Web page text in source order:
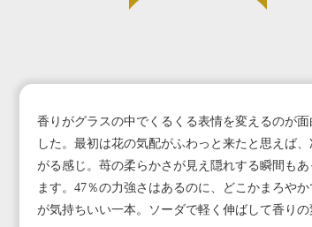
香りがグラスの中でくるくる表情を変えるのが
した。最初は花の気配がふわっと来たと思えば
がる感じ。苺の柔らかさが見え隠れする瞬間も
ます。47％の力強さはあるのに、どこかまろや
が気持ちいい一本。ソーダで軽く伸ばして香りの